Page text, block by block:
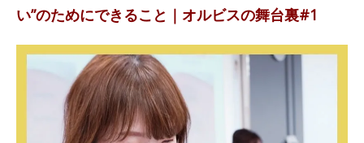
い”のためにできること｜オルビスの舞台裏#1